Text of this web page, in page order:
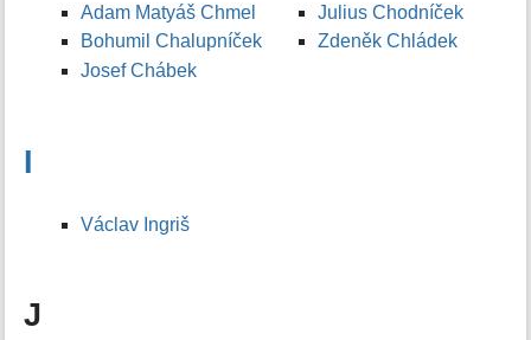
Adam Matyáš Chmel
Bohumil Chalupníček
Josef Chábek
Julius Chodníček
Zdeněk Chládek
I
Václav Ingriš
J